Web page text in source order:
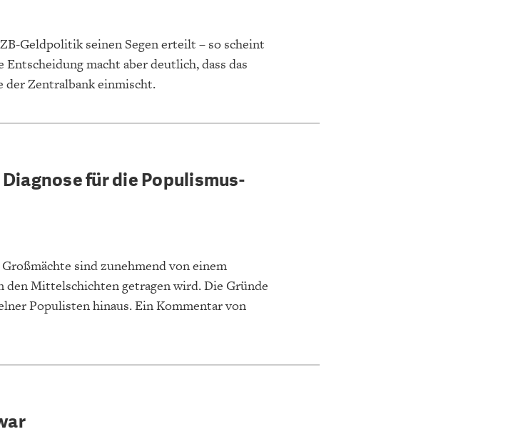
Geldpolitik seinen Segen erteilt – so scheint
macht aber deutlich, dass das
der Zentralbank einmischt.
für die Populismus-
sind zunehmend von einem
den Mittelschichten getragen wird. Die Gründe
Populisten hinaus. Ein Kommentar von